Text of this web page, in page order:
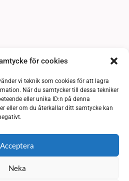
för cookies
vi teknik som cookies för att lagra
När du samtycker till dessa tekniker
eller unika ID:n på denna
eller om du återkallar ditt samtycke kan
Acceptera
Neka